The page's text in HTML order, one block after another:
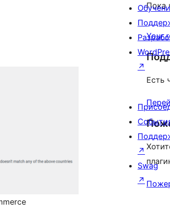
Пока
Your
Есть
↗
↗
Swag
↗